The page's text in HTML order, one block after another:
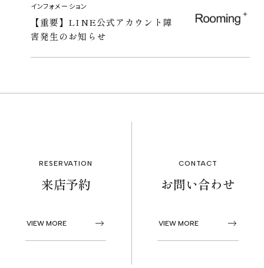
インフォメーション
【重要】LINE公式アカウント障
害発生のお知らせ
RESERVATION
来店予約
VIEW MORE
CONTACT
お問い合わせ
VIEW MORE